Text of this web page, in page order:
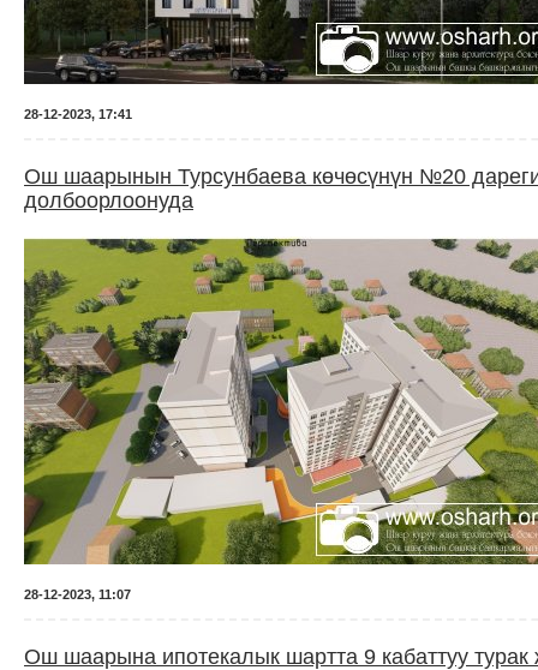
28-12-2023, 17:41
Ош шаарынын Турсунбаева көчөсүнүн №20
долбоорлоонуда
28-12-2023, 11:07
Ош шаарына ипотекалык шартта 9 кабаттуу турак